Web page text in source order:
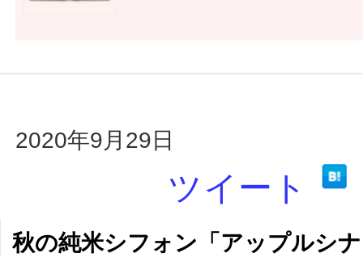
2020年9月29日
ツイート
秋の純米シフォン「アップルシ